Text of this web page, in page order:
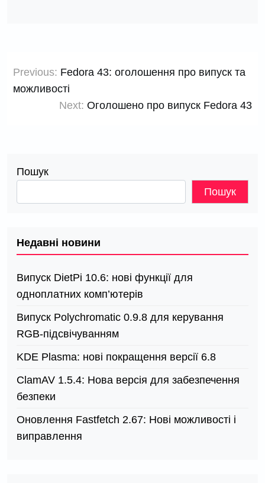
записів
Previous: Fedora 43: оголошення про випуск та
можливості
Next: Оголошено про випуск Fedora 43
Пошук
Пошук
Недавні новини
Випуск DietPi 10.6: нові функції для
одноплатних комп’ютерів
Випуск Polychromatic 0.9.8 для керування
RGB-підсвічуванням
KDE Plasma: нові покращення версії 6.8
ClamAV 1.5.4: Нова версія для забезпечення
безпеки
Оновлення Fastfetch 2.67: Нові можливості і
виправлення